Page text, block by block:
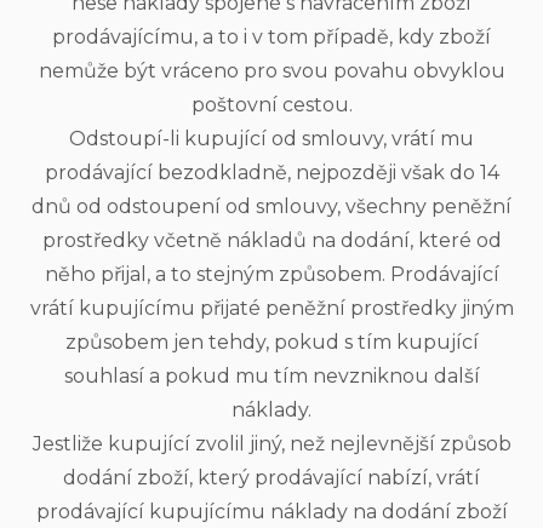
prodávajícímu, a to i v tom případě, kdy zboží
nemůže být vráceno pro svou povahu obvyklou
poštovní cestou.
Odstoupí-li kupující od smlouvy, vrátí mu
prodávající bezodkladně, nejpozději však do 14
dnů od odstoupení od smlouvy, všechny peněžní
prostředky včetně nákladů na dodání, které od
něho přijal, a to stejným způsobem. Prodávající
vrátí kupujícímu přijaté peněžní prostředky jiným
způsobem jen tehdy, pokud s tím kupující
souhlasí a pokud mu tím nevzniknou další
náklady.
Jestliže kupující zvolil jiný, než nejlevnější způsob
dodání zboží, který prodávající nabízí, vrátí
prodávající kupujícímu náklady na dodání zboží